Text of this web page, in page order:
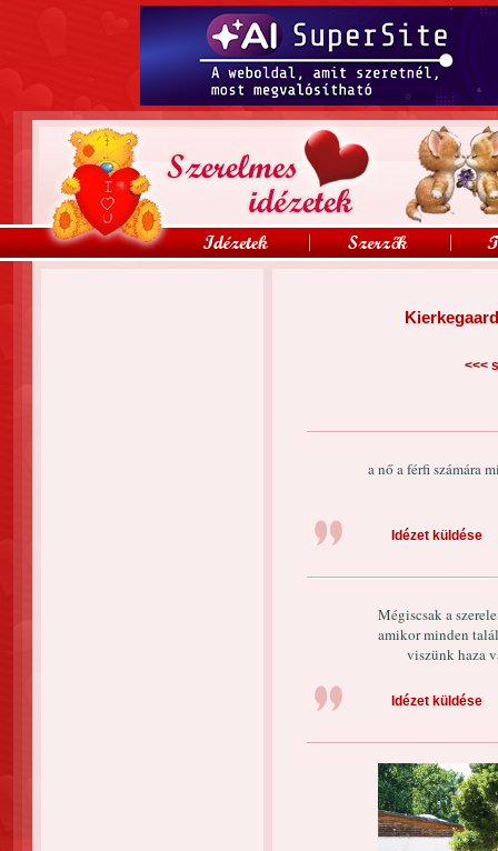
<<<
a nő a férfi számára
Idézet küldése
Mégiscsak a
amikor minden
viszünk haza
Idézet küldése